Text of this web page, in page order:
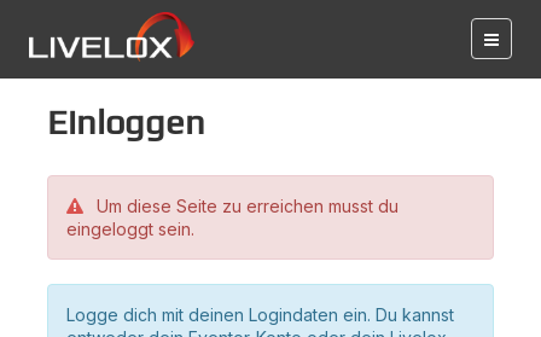
Einloggen
Um diese Seite zu erreichen musst du
eingeloggt sein.
Logge dich mit deinen Logindaten ein. Du kannst